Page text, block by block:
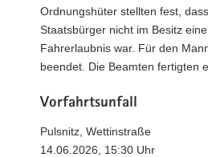
Ordnungshüter stellten fest,
Staatsbürger nicht im Besitz
Fahrerlaubnis war. Für den
beendet. Die Beamten fertigten
Vorfahrtsunfall
Pulsnitz, Wettinstraße
14.06.2026, 15:30 Uhr